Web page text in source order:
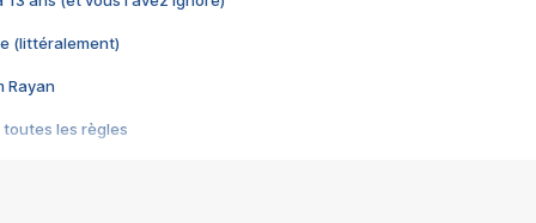
(littéralement)
Rayan
toutes les règles